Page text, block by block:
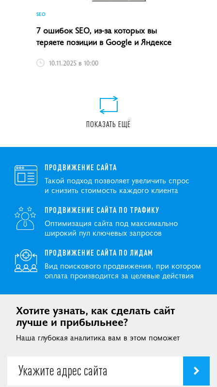
SEO
7 ошибок SEO, из-за которых вы
теряете позиции в Google и Яндексе
10.11.2025 в 10:00
ПОКАЗАТЬ ЕЩЁ
ПРОДВИЖЕНИЕ САЙТА
Такой подход позволяет увеличить спрос
и снизить стоимость каждого клиента
ПРОДВИЖЕНИЕ САЙТА ПО ТРАФИКУ
Оптимизация сайта под максимально
широкий пул ключевых запросов
ПРОДВИЖЕНИЕ САЙТА ПО ЛИДАМ
Вид поискового продвижения, при котором
оплата производится за целевые действия
Хотите узнать, как сделать сайт
лучше и прибыльнее?
Наша глубокая аналитика вам в этом поможет